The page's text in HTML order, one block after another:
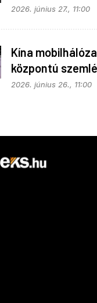
Apple
2026. június 27., 11:00
Kína
központú
alapján fejlődik
2026. június 26., 11:00